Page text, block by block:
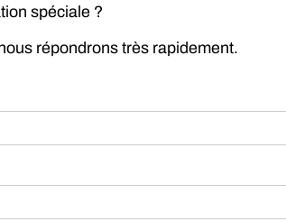
spéciale ?
répondrons très rapidement.